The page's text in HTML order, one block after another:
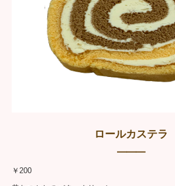
ロールカステラ
━━━
￥200